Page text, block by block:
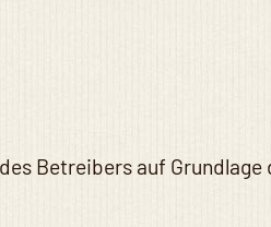
Betreibers auf